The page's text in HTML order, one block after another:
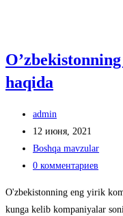
haqida
Автор
записи:
admin
Запись
опубликована:
12 июня, 2021
Рубрика
записи:
Boshqa mavzular
Комментарии
записи:
0 комментариев
O'zbekistonning eng yirik
kunga kelib kompaniyalar